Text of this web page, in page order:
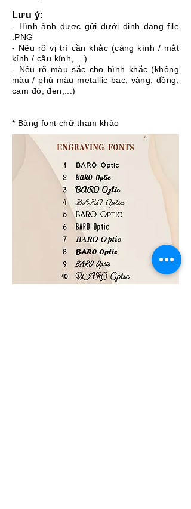
Lưu ý:
- Hình ảnh được gửi dưới định dạng file
.PNG
- Nêu rõ vị trí cần khắc (càng kính / mắt
kính / cầu kính, ...)
- Nêu rõ màu sắc cho hình khắc (không
màu / phủ màu metallic bạc, vàng, đồng,
cam đỏ, đen,...)
* Bảng font chữ tham khảo